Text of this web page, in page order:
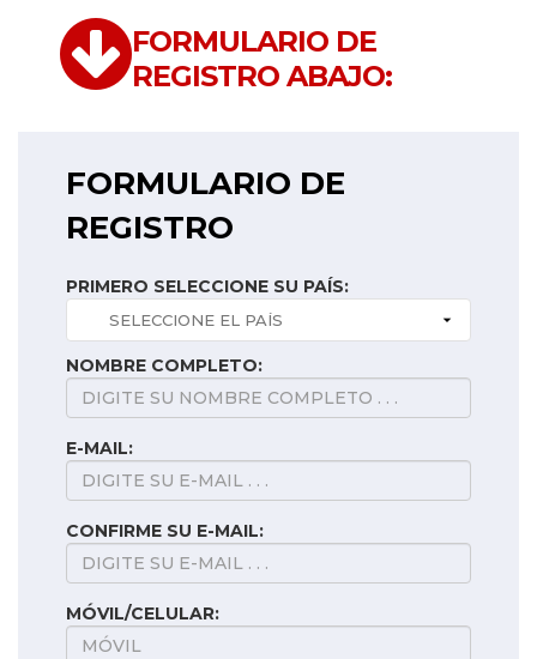
FORMULARIO DE
REGISTRO ABAJO:
FORMULARIO DE
REGISTRO
PRIMERO SELECCIONE SU PAÍS:
NOMBRE COMPLETO:
E-MAIL:
CONFIRME SU E-MAIL:
MÓVIL/CELULAR: